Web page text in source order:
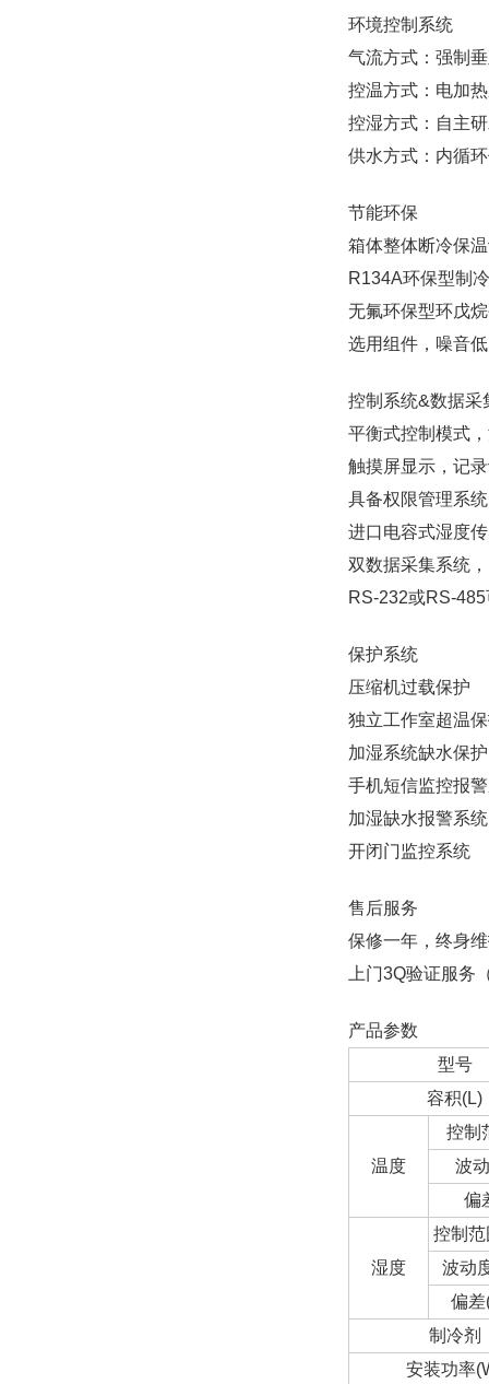
环境控制系统
气流方式：强制
控温方式：电加
控湿方式：自主
供水方式：内循
节能环保
箱体整体断冷保
R134A环保型制
无氟环保型环戊
选用组件，噪音
控制系统&数据采
平衡式控制模式
触摸屏显示，记
具备权限管理系
进口电容式湿度
双数据采集系统
RS-232或RS-
保护系统
压缩机过载保护
独立工作室超温
加湿系统缺水保护
手机短信监控报
加湿缺水报警系统
开闭门监控系统
售后服务
保修一年，终身
上门3Q验证服务
产品参数
型号
容积(L)
温度
控制
波
偏
湿度
控制
波动
偏
制冷剂
安装功率